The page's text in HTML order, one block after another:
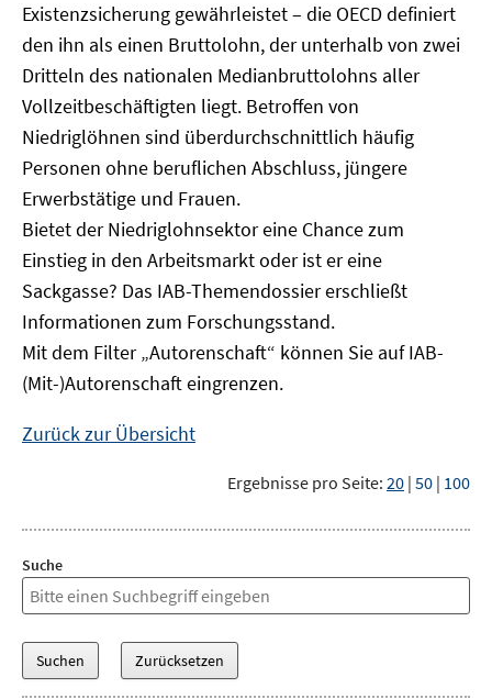
Existenzsicherung gewährleistet – die OECD definiert
den ihn als einen Bruttolohn, der unterhalb von zwei
Dritteln des nationalen Medianbruttolohns aller
Vollzeitbeschäftigten liegt. Betroffen von
Niedriglöhnen sind überdurchschnittlich häufig
Personen ohne beruflichen Abschluss, jüngere
Erwerbstätige und Frauen.
Bietet der Niedriglohnsektor eine Chance zum
Einstieg in den Arbeitsmarkt oder ist er eine
Sackgasse? Das IAB-Themendossier erschließt
Informationen zum Forschungsstand.
Mit dem Filter „Autorenschaft“ können Sie auf IAB-
(Mit-)Autorenschaft eingrenzen.
Zurück zur Übersicht
Ergebnisse pro Seite: 20 | 50 | 100
Suche